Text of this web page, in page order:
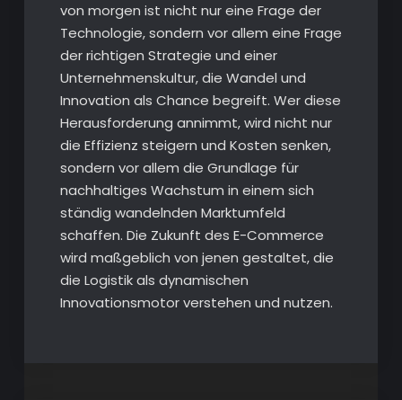
von morgen ist nicht nur eine Frage der
Technologie, sondern vor allem eine Frage
der richtigen Strategie und einer
Unternehmenskultur, die Wandel und
Innovation als Chance begreift. Wer diese
Herausforderung annimmt, wird nicht nur
die Effizienz steigern und Kosten senken,
sondern vor allem die Grundlage für
nachhaltiges Wachstum in einem sich
ständig wandelnden Marktumfeld
schaffen. Die Zukunft des E-Commerce
wird maßgeblich von jenen gestaltet, die
die Logistik als dynamischen
Innovationsmotor verstehen und nutzen.